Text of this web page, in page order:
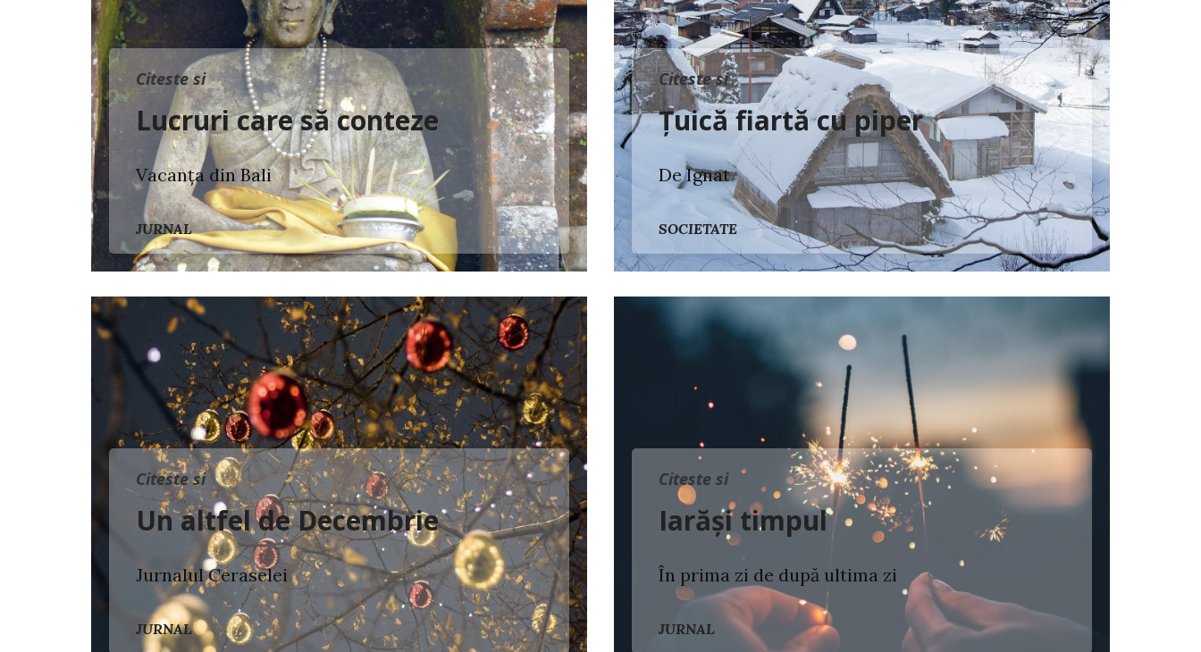
Citeste si
Lucruri care să conteze
Vacanța din Bali
JURNAL
Citeste si
Țuică fiartă cu piper
De Ignat
SOCIETATE
Citeste si
Un altfel de Decembrie
Jurnalul Ceraselei
JURNAL
Citeste si
Iarăși timpul
În prima zi de după ultima zi
JURNAL